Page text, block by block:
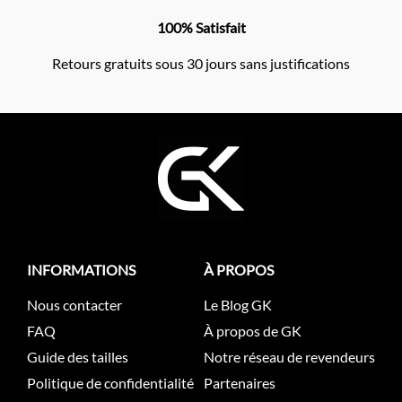
100% Satisfait
Retours gratuits sous 30 jours sans justifications
INFORMATIONS
Nous contacter
FAQ
Guide des tailles
Politique de confidentialité
À PROPOS
Le Blog GK
À propos de GK
Notre réseau de revendeurs
Partenaires